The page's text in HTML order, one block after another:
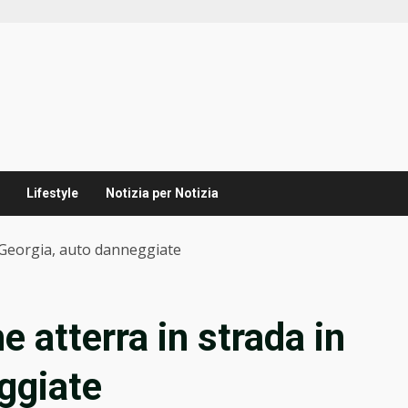
Lifestyle Notizia per Notizia
auto danneggiate
atterra in strada in